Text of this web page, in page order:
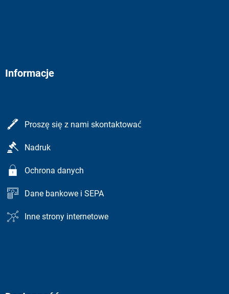
Informacje
Proszę się z nami skontaktować
Nadruk
Ochrona danych
Dane bankowe i SEPA
Inne strony internetowe